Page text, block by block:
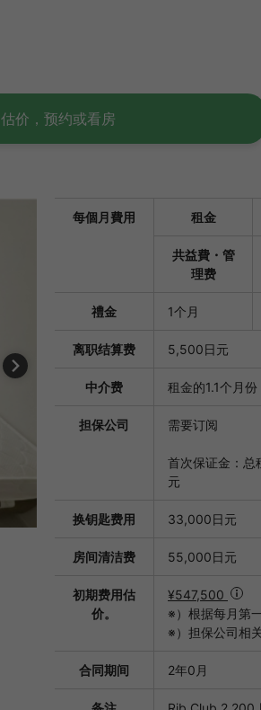
估价，预约或看房
每個月費用 租金
共益費・管
理费
禮金 1个月
离职结算费 5,500日元
中介费 租金的1.1个月份
担保公司 需要订阅
首次保证金：总
元
换钥匙费用 33,000日元
房间清洁费 55,000日元
初期费用估
价。
¥547,500
※）根据每月第
※）担保公司相
合同期间 2年0月